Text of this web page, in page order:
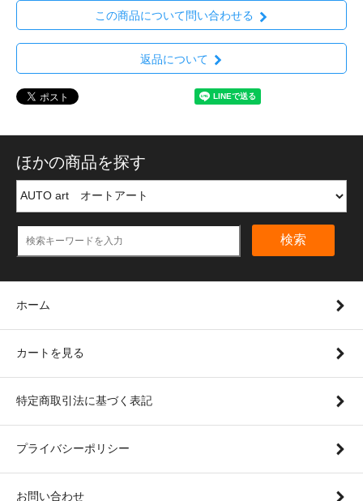
この商品について問い合わせる
返品について
ほかの商品を探す
検索
ホーム
カートを見る
特定商取引法に基づく表記
プライバシーポリシー
お問い合わせ